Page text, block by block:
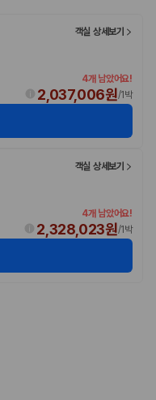
객실 상세보기
4개 남았어요!
2,037,006원/1박
객실 상세보기
4개 남았어요!
2,328,023원/1박